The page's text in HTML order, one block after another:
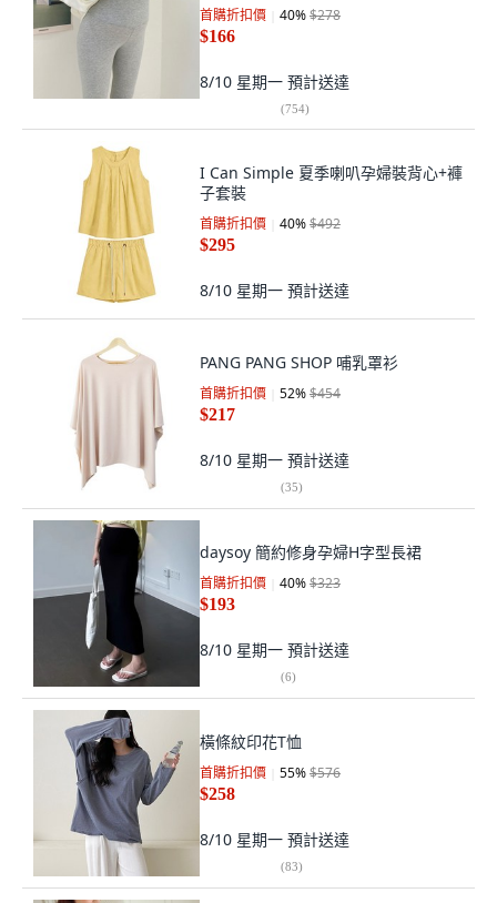
首購折扣價 40%$278
$166
8/10 星期一 預計送達
(754)
I Can Simple 夏季喇叭孕婦裝背心+褲
子套裝
首購折扣價 40%$492
$295
8/10 星期一 預計送達
PANG PANG SHOP 哺乳罩衫
首購折扣價 52%$454
$217
8/10 星期一 預計送達
(35)
daysoy 簡約修身孕婦H字型長裙
首購折扣價 40%$323
$193
8/10 星期一 預計送達
(6)
橫條紋印花T恤
首購折扣價 55%$576
$258
8/10 星期一 預計送達
(83)